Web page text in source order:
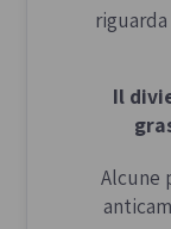
Il
Alcune